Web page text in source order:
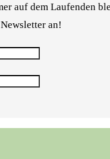
auf dem Laufenden
an!